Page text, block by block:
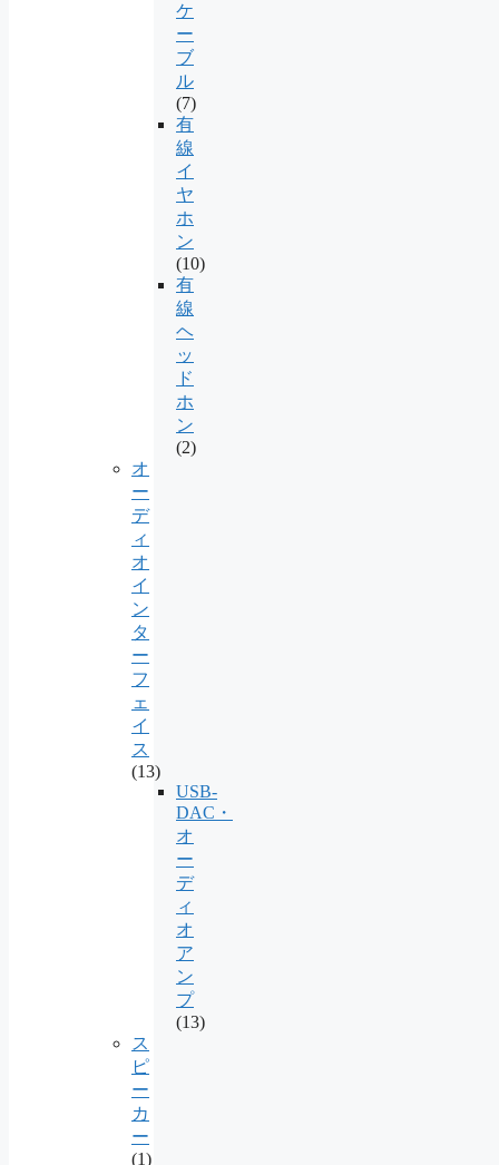
ケ
ー
ブ
ル
(7)
有
線
イ
ヤ
ホ
ン
(10)
有
線
ヘ
ッ
ド
ホ
ン
(2)
オ
ー
デ
ィ
オ
イ
ン
タ
ー
フ
ェ
イ
ス
(13)
USB-
DAC・
オ
ー
デ
ィ
オ
ア
ン
プ
(13)
ス
ピ
ー
カ
ー
(1)